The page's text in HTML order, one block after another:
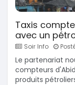
Taxis
avec un
Soir Info
Le partenariat
compteurs
produits